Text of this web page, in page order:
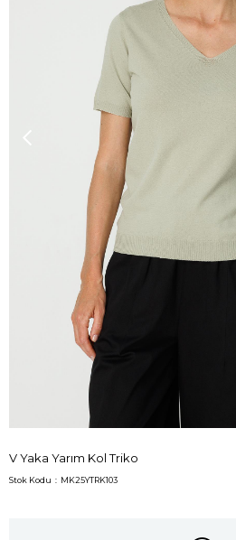
V Yaka Yarım Kol Triko
Stok Kodu MK25YTRK103